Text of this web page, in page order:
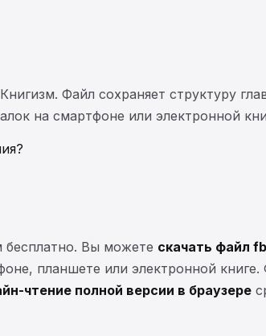
Файл сохраняет структуру
на смартфоне или электронной
бесплатно. Вы можете скачать файл
планшете или электронной
чтение полной версии в браузере